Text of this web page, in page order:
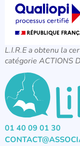
L.I.R.E a obtenu la
catégorie ACTIONS
01 40 09 01 30